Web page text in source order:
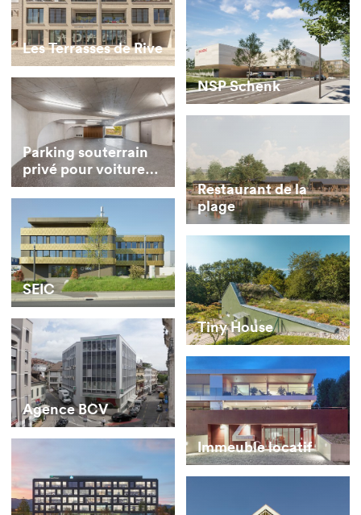
Les Terrasses de Rive
NSP Schenk
Parking souterrain
privé pour voitures
de collection
Restaurant de la
plage
SEIC
Tiny House
Agence BCV
Immeuble locatif